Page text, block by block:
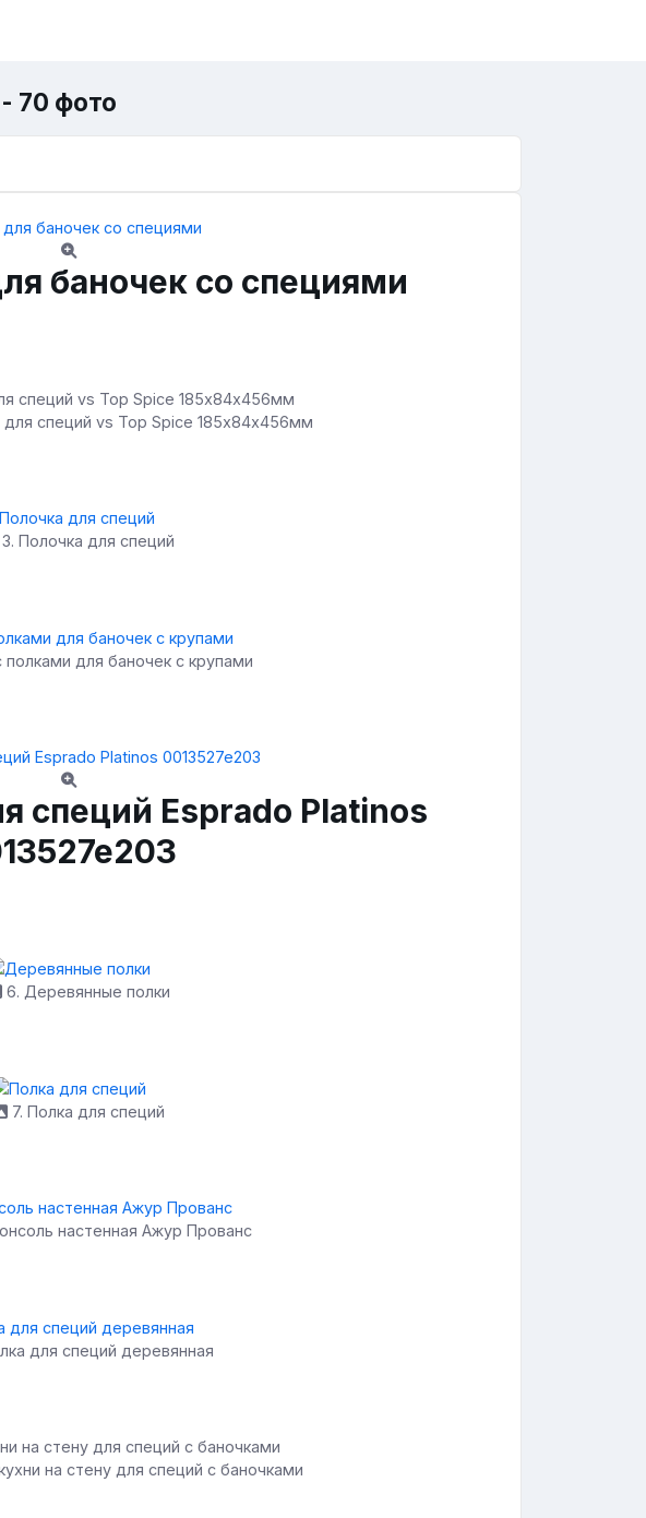
70 фото
баночек со специями
для специй vs Top Spice 185х84х456мм
Полочка для специй
полками для баночек с крупами
специй Esprado Platinos
6. Деревянные полки
7. Полка для специй
настенная Ажур Прованс
для специй деревянная
на стену для специй с баночками